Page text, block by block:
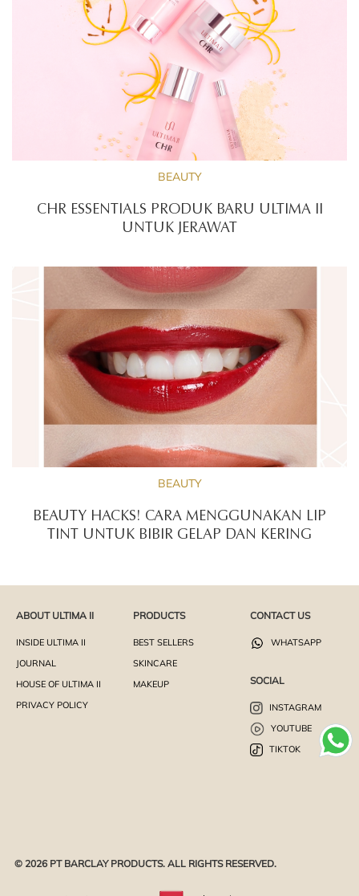
BEAUTY
CHR ESSENTIALS PRODUK BARU ULTIMA II
UNTUK JERAWAT
BEAUTY
BEAUTY HACKS! CARA MENGGUNAKAN LIP
TINT UNTUK BIBIR GELAP DAN KERING
ABOUT ULTIMA II
INSIDE ULTIMA II
JOURNAL
HOUSE OF ULTIMA II
PRIVACY POLICY
PRODUCTS
BEST SELLERS
SKINCARE
MAKEUP
CONTACT US
WHATSAPP
SOCIAL
INSTAGRAM
YOUTUBE
TIKTOK
© 2026 PT BARCLAY PRODUCTS. ALL RIGHTS RESERVED.